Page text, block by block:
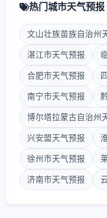
热门城市天气预报
文山壮族苗族自治州
湛江市天气预报
合肥市天气预报
南宁市天气预报
博尔塔拉蒙古自治州
兴安盟天气预报
徐州市天气预报
济南市天气预报